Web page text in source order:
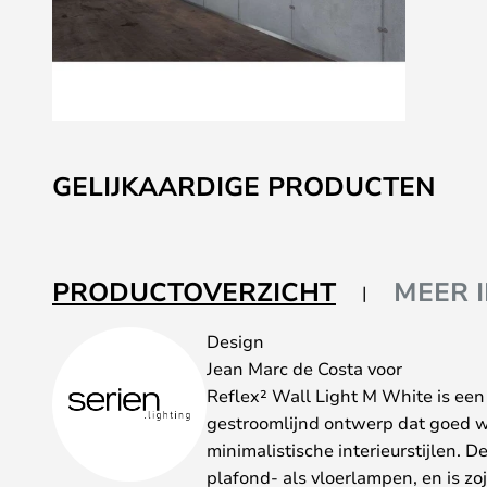
naar
het
de
afbeeldingen-
GELIJKAARDIGE PRODUCTEN
PRODUCTOVERZICHT MEER
Design
Jean Marc de Costa voor
Reflex² Wall Light M White is
gestroomlijnd ontwerp dat goed
minimalistische interieurstijlen.
plafond- als vloerlampen, en is